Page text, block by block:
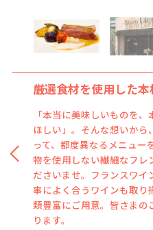
厳選食材を使用した
「本当に美味しいものを
ほしい」。そんな想いから
って、都度異なるメニュー
物を使用しない繊細なフレ
ださいませ。フランスワイ
事によく合うワインも取り
類豊富にご用意。皆さまの
ります。